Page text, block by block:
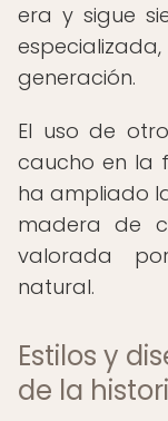
era y sigue
generación.
El uso de
caucho en la
ha ampliado
madera de
valorada
natural.
Estilos y
de la